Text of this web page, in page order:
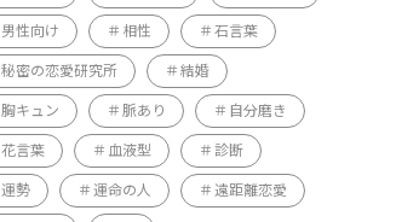
男性向け 相性 石言葉
秘密の恋愛研究所 結婚
胸キュン 脈あり 自分磨き
花言葉 血液型 診断
運勢 運命の人 遠距離恋愛